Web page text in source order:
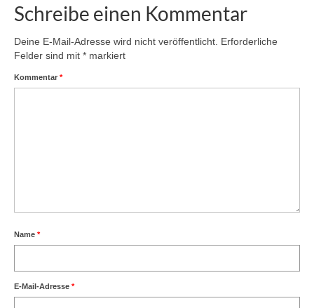
Schreibe einen Kommentar
Deine E-Mail-Adresse wird nicht veröffentlicht. Erforderliche
Felder sind mit * markiert
Kommentar *
Name *
E-Mail-Adresse *